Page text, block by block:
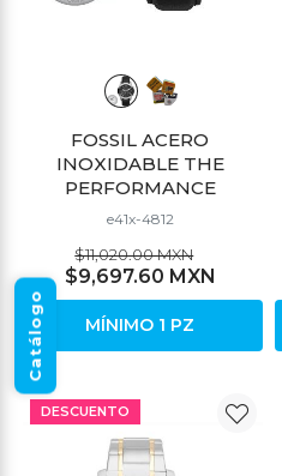
Catálogo
FOSSIL ACERO
INOXIDABLE THE
PERFORMANCE
e41x-4812
$11,020.00 MXN
$9,697.60 MXN
MÍNIMO 1 PZ
DESCUENTO